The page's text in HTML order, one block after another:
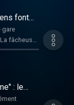
1875…
font
gare
fâcheuse
n’a
belle
: le